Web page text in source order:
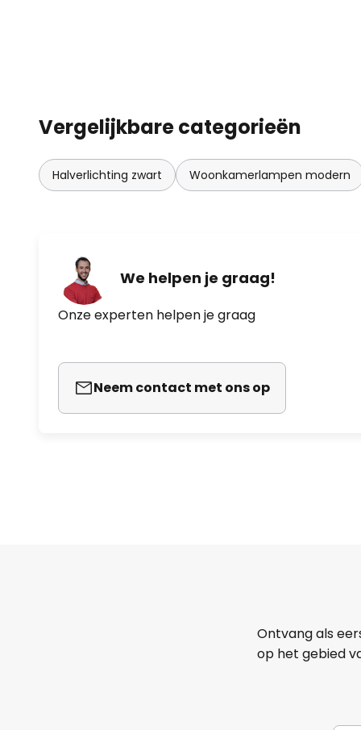
Vergelijkbare categorieën
Halverlichting zwart Woonkamerlampen modern
We helpen je graag!
Onze experten helpen je graag
Neem contact met ons op
Ontvang als
op het gebied